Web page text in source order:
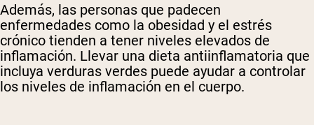
Además, las personas que padecen
enfermedades como la obesidad y el estrés
crónico tienden a tener niveles elevados de
inflamación. Llevar una dieta antiinflamatoria que
incluya verduras verdes puede ayudar a controlar
los niveles de inflamación en el cuerpo.